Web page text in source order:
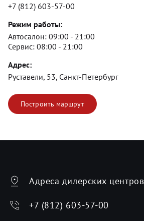
+7 (812) 603-57-00
Режим работы:
Автосалон: 09:00 - 21:00
Сервис: 08:00 - 21:00
Адрес:
Руставели, 53, Санкт-Петербург
Построить маршрут
Адреса дилерских центров
+7 (812) 603-57-00